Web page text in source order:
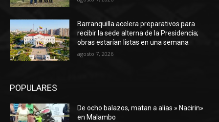
Barranquilla acelera preparativos para
recibir la sede alterna de la Presidencia;
obras estarían listas en una semana
agosto 7, 2026
POPULARES
De ocho balazos, matan a alias » Nacirin»
en Malambo